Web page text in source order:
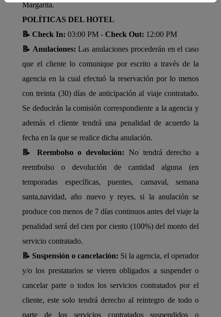
Margarita.
POLÍTICAS DEL HOTEL
📝 Check In: 03:00 PM - Check Out: 12:00 PM
📝 Anulaciones: Las anulaciones procederán en el caso
que el cliente lo comunique por escrito a través de la
agencia en la cual efectuó la reservación por lo menos
con treinta (30) días de anticipación al viaje contratado.
Se deducirán la comisión correspondiente a la agencia y
además el cliente tendrá una penalidad de acuerdo la
fecha en la que se realice dicha anulación.
📝 Reembolso o devolución: No tendrá derecho a
reembolso o devolución de cantidad alguna (en
temporadas específicas, puentes, carnaval, semana
santa,navidad, año nuevo y reyes, si la anulación se
produce con menos de 7 días continuos antes del viaje la
penalidad será del cien por ciento (100%) del monto del
servicio contratado.
📝 Suspensión o cancelación: Si la agencia, el operador
y/o los prestatarios se vieren obligados a suspender o
cancelar parte o todos los servicios contratados por el
cliente, este solo tendrá derecho al reintegro de todo o
parte de los servicios contratados suspendidos o